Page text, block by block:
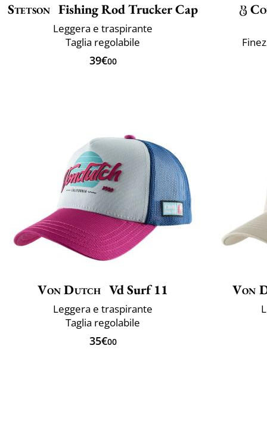
Stetson Fishing Rod Trucker Cap
Leggera e traspirante
Taglia regolabile
39€00
Von Dutch Vd Surf 11
Leggera e traspirante
Taglia regolabile
35€00
Von